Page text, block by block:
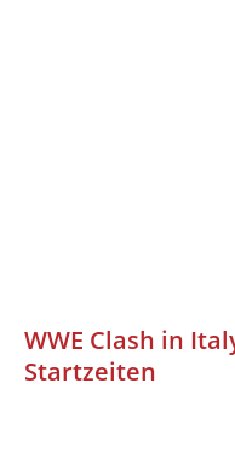
WWE Clash in
Startzeiten